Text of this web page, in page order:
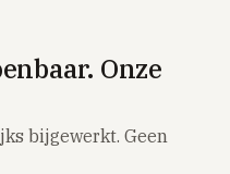
Onze
bijgewerkt. Geen